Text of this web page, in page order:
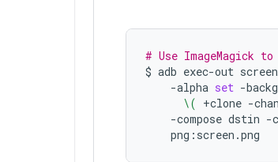
# Use ImageMagick
$ adb exec-out
-alpha set -
\( +clone -
-compose dstin -